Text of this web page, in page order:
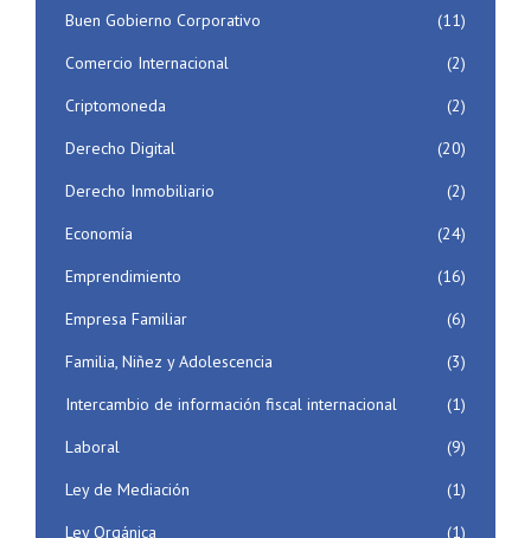
Buen Gobierno Corporativo
(11)
Comercio Internacional
(2)
Criptomoneda
(2)
Derecho Digital
(20)
Derecho Inmobiliario
(2)
Economía
(24)
Emprendimiento
(16)
Empresa Familiar
(6)
Familia, Niñez y Adolescencia
(3)
Intercambio de información fiscal internacional
(1)
Laboral
(9)
Ley de Mediación
(1)
Ley Orgánica
(1)